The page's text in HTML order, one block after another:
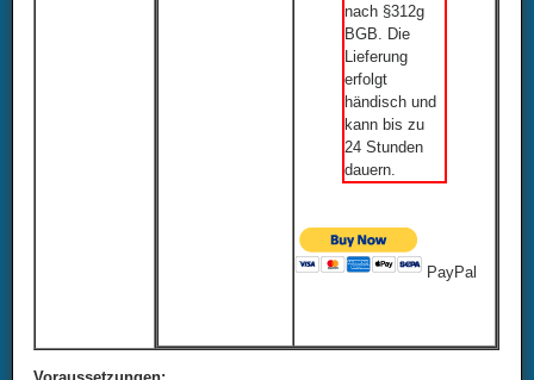
nach §312g
BGB. Die
Lieferung
erfolgt
händisch und
kann bis zu
24 Stunden
dauern.
PayPal